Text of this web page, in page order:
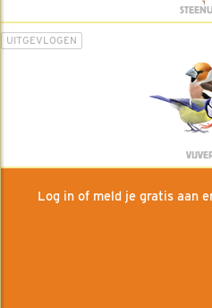
UITGEVLOGEN
Log in of meld je gratis aan